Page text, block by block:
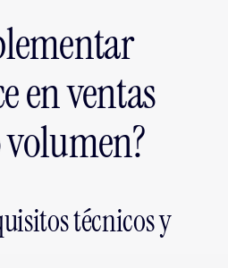
en ventas
técnicos y